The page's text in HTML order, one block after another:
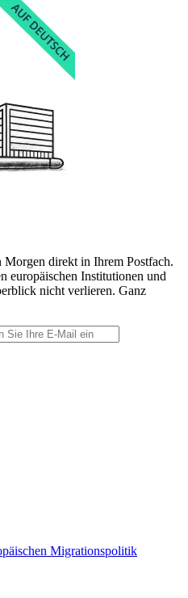
direkt in Ihrem Postfach.
europäischen Institutionen und
nicht verlieren. Ganz
Migrationspolitik